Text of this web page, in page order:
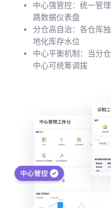
中心强管控：统一管
路数据仪表盘
分仓高自治：各仓库
地化库存水位
中心平衡机制：当分
中心可统筹调拨